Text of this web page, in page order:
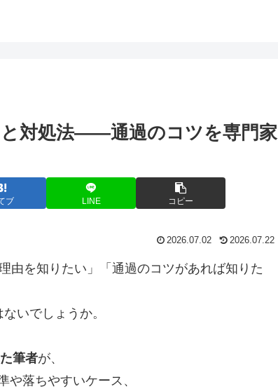
対処法——通過のコツを専門家
ブ LINE コピー
2026.07.02 2026.07.22
由を知りたい」「通過のコツがあれば知りた
いでしょうか。
筆者が、
や落ちやすいケース、